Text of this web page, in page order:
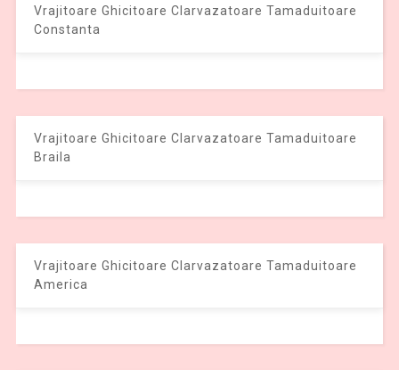
Vrajitoare Ghicitoare Clarvazatoare Tamaduitoare
Constanta
Vrajitoare Ghicitoare Clarvazatoare Tamaduitoare
Braila
Vrajitoare Ghicitoare Clarvazatoare Tamaduitoare
America